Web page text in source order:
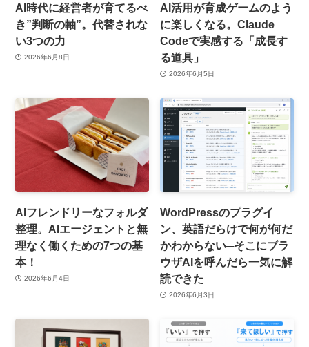
AI時代に経営者が育てるべ
き”判断の軸”。代替されな
い3つの力
2026年6月8日
AI活用が育成ゲームのよう
に楽しくなる。Claude
Codeで実感する「成長す
る道具」
2026年6月5日
AIフレンドリーなフォルダ
整理。AIエージェントと無
理なく働くための7つの基
本！
2026年6月4日
WordPressのプラグイ
ン、英語だらけで何が何だ
かわからない─そこにブラ
ウザAIを呼んだら一気に解
読できた
2026年6月3日